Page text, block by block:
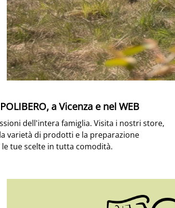
a Vicenza e nel WEB
dell'intera famiglia. Visita i nostri store,
varietà di prodotti e la preparazione
tue scelte in tutta comodità.